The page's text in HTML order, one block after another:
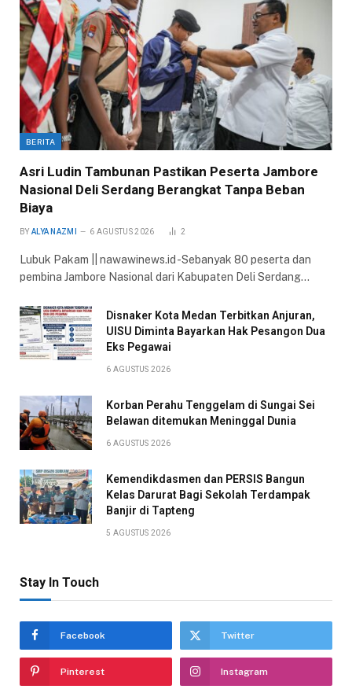
BERITA
Asri Ludin Tambunan Pastikan Peserta Jambore
Nasional Deli Serdang Berangkat Tanpa Beban
Biaya
BY ALYA NAZMI 6 AGUSTUS 2026 2
Lubuk Pakam || nawawinews.id -Sebanyak 80 peserta dan
pembina Jambore Nasional dari Kabupaten Deli Serdang…
Disnaker Kota Medan Terbitkan Anjuran,
UISU Diminta Bayarkan Hak Pesangon Dua
Eks Pegawai
6 AGUSTUS 2026
Korban Perahu Tenggelam di Sungai Sei
Belawan ditemukan Meninggal Dunia
6 AGUSTUS 2026
Kemendikdasmen dan PERSIS Bangun
Kelas Darurat Bagi Sekolah Terdampak
Banjir di Tapteng
5 AGUSTUS 2026
Stay In Touch
Facebook Twitter
Pinterest Instagram